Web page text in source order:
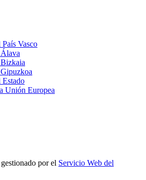
Vasco
Unión Europea
por el Servicio Web del